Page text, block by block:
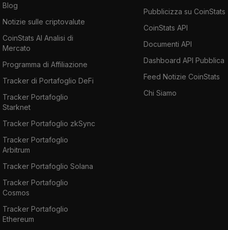
Blog
Notizie sulle criptovalute
CoinStats AI Analisi di
Mercato
Programma di Affiliazione
Tracker di Portafoglio DeFi
Tracker Portafoglio
Starknet
Tracker Portafoglio zkSync
Tracker Portafoglio
Arbitrum
Tracker Portafoglio Solana
Tracker Portafoglio
Cosmos
Tracker Portafoglio
Ethereum
Pubblicizza su CoinStats
CoinStats API
Documenti API
Dashboard API Pubblica
Feed Notizie CoinStats
Chi Siamo